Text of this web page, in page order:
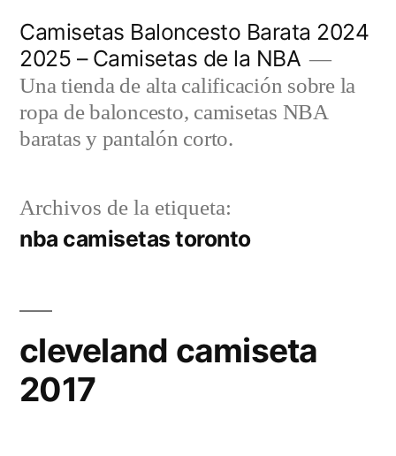
contenido
Camisetas Baloncesto Barata 2024
2025 – Camisetas de la NBA
Una tienda de alta calificación sobre la
ropa de baloncesto, camisetas NBA
baratas y pantalón corto.
Archivos de la etiqueta:
nba camisetas toronto
cleveland camiseta
2017